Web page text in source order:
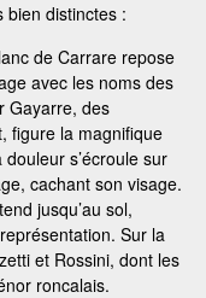
bien distinctes :
de Carrare repose
avec les noms des
Gayarre, des
figure la magnifique
s’écroule sur
cachant son visage.
jusqu’au sol,
Sur la
et Rossini, dont les
roncalais.